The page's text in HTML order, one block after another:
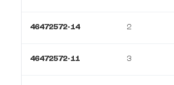
46472572-14 2
46472572-11 3